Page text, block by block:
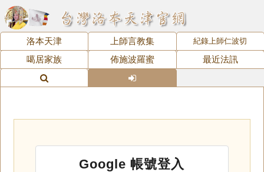
洛本天津 上師言教集 紀錄上師仁波切
噶居家族 佈施波羅蜜 最近法訊
Google 帳號登入